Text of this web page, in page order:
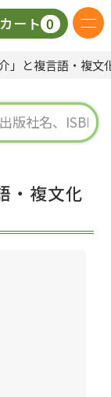
カート 0
教科書
補助教材
考書
」と複言語・複文
・複文化